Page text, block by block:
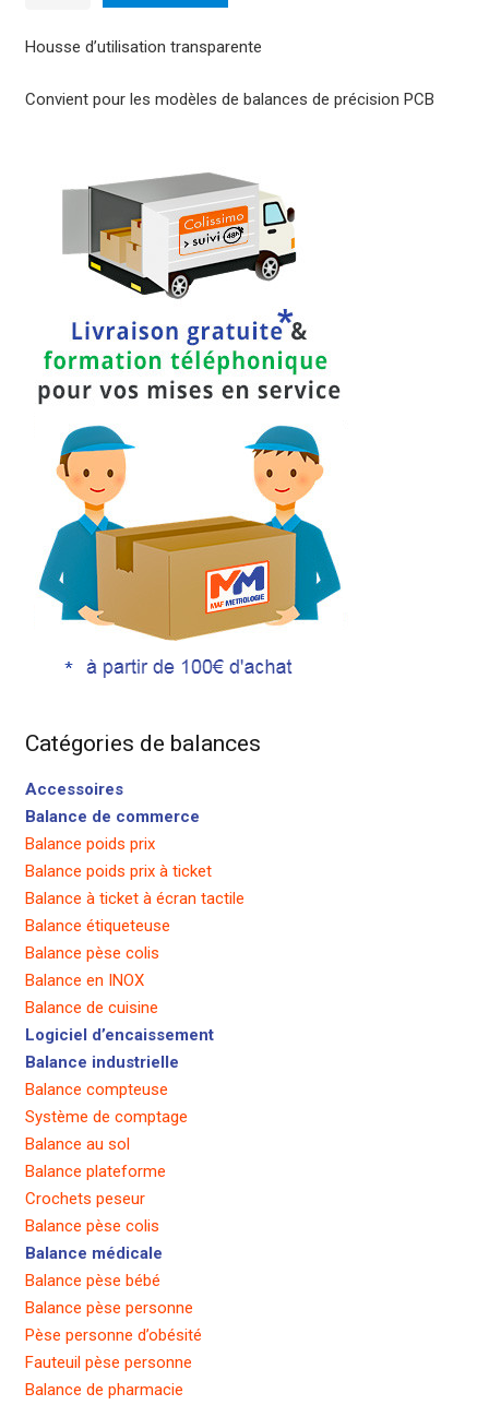
A12S05
Housse d’utilisation transparente
Convient pour les modèles de balances de précision PCB
Catégories de balances
Accessoires
Balance de commerce
Balance poids prix
Balance poids prix à ticket
Balance à ticket à écran tactile
Balance étiqueteuse
Balance pèse colis
Balance en INOX
Balance de cuisine
Logiciel d’encaissement
Balance industrielle
Balance compteuse
Système de comptage
Balance au sol
Balance plateforme
Crochets peseur
Balance pèse colis
Balance médicale
Balance pèse bébé
Balance pèse personne
Pèse personne d’obésité
Fauteuil pèse personne
Balance de pharmacie